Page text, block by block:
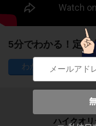
5分でわかる！定積
49
子どもの勉
ハイクオ